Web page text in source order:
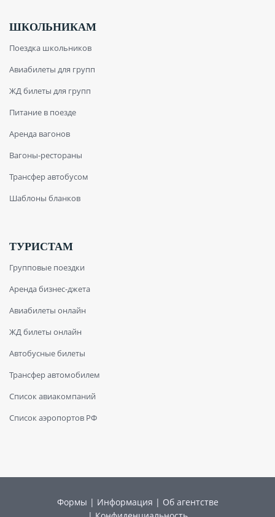
ШКОЛЬНИКАМ
Поездка школьников
Авиабилеты для групп
ЖД билеты для групп
Питание в поезде
Аренда вагонов
Вагоны-рестораны
Трансфер автобусом
Шаблоны бланков
ТУРИСТАМ
Групповые поездки
Аренда бизнес-джета
Авиабилеты онлайн
ЖД билеты онлайн
Автобусные билеты
Трансфер автомобилем
Список авиакомпаний
Список аэропортов РФ
Формы | Информация | Об агентстве